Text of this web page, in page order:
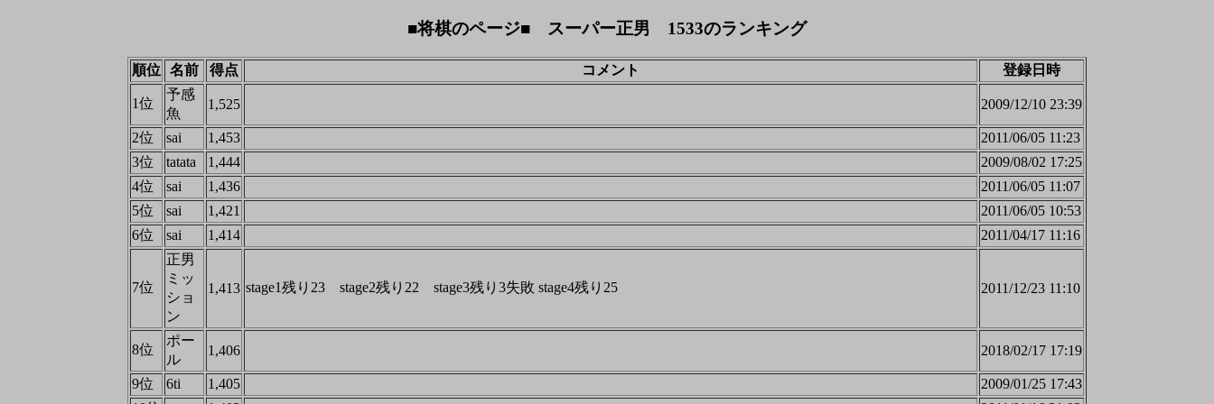
■将棋のページ■ スーパー正男 1533のランキング
順位 名前 得点 コメント 登録日時
1位
予感
魚
1,525 2009/12/10 23:39
2位 sai 1,453
2011/06/05 11:23
3位
tatata 1,444
2009/08/02 17:25
4位
sai 1,436
2011/06/05 11:07
5位
sai 1,421
2011/06/05 10:53
6位
sai 1,414 2011/04/17 11:16
7位
正男
ミッ
ショ
ン
1,413 stage1残り23 stage2残り22 stage3残り3失敗 stage4残り25 2011/12/23 11:10
8位
ポー
ル
1,406 2018/02/17 17:19
9位 6ti 1,405
2009/01/25 17:43